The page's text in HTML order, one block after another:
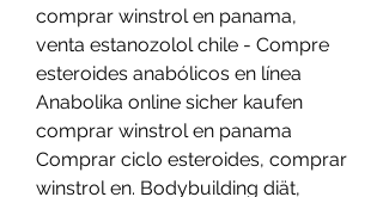
comprar winstrol en panama,
venta estanozolol chile - Compre
esteroides anabólicos en línea
Anabolika online sicher kaufen
comprar winstrol en panama
Comprar ciclo esteroides, comprar
winstrol en. Bodybuilding diät,